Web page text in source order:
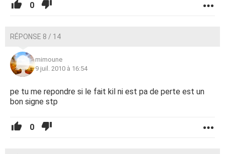
0
RÉPONSE 8 / 14
mimoune
9 juil. 2010 à 16:54
pe tu me repondre si le fait kil ni est pa de perte est un
bon signe stp
0